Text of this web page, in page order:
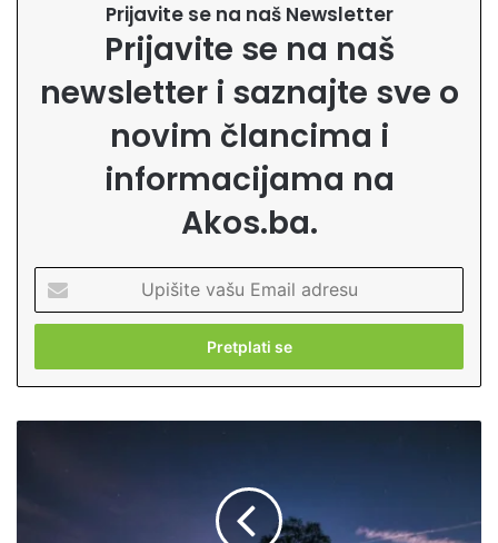
Prijavite se na naš Newsletter
Prijavite se na naš
newsletter i saznajte sve o
novim člancima i
informacijama na
Akos.ba.
i
i
e